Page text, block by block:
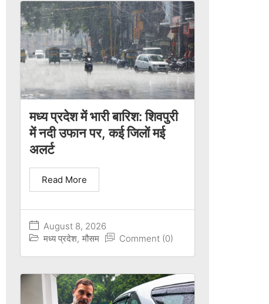
मध्य प्रदेश में भारी बारिश: शिवपुरी
में नदी उफान पर, कई जिलों मई
अलर्ट
August 8, 2026
मध्य प्रदेश, मौसम Comment (0)
Read More